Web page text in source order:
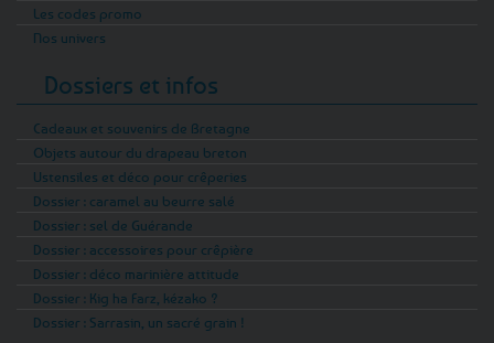
Les codes promo
Nos univers
Dossiers et infos
Cadeaux et souvenirs de Bretagne
Objets autour du drapeau breton
Ustensiles et déco pour crêperies
Dossier : caramel au beurre salé
Dossier : sel de Guérande
Dossier : accessoires pour crêpière
Dossier : déco marinière attitude
Dossier : Kig ha Farz, kézako ?
Dossier : Sarrasin, un sacré grain !